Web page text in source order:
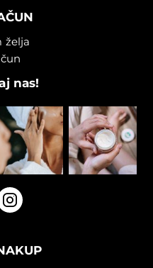
želja
nas!